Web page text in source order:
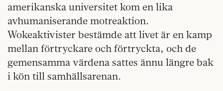
amerikanska universitet kom en lika
avhumaniserande motreaktion.
Wokeaktivister bestämde att livet är en kamp
mellan förtryckare och förtryckta, och de
gemensamma värdena sattes ännu längre bak
i kön till samhällsarenan.